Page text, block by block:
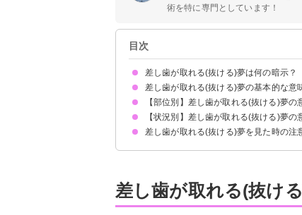
術を特に専門としています！
目次
差し歯が取れる(抜ける)夢は何の暗示？
差し歯が取れる(抜ける)夢の基本的な意
本来の自分に戻る暗示
状況によって意味が決まる
【部位別】差し歯が取れる(抜ける)夢の
前歯の差し歯が取れる夢【予知夢】
奥歯の差し歯が取れる夢【吉夢・願望夢】
犬歯の差し歯が取れる夢【吉夢】
上の歯の差し歯が取れる夢【願望夢】
下の歯の差し歯が取れる夢【願望夢】
親知らずの差し歯が抜ける夢【予知夢】
【状況別】差し歯が取れる(抜ける)夢の
差し歯が取れて入れる夢【吉夢】
差し歯が食事中に取れる夢【凶夢・警告夢】
差し歯が取れて歯医者に行く夢【警告夢】
差し歯を誰かに取られる夢【凶夢】
差し歯が取れる(抜ける)夢を見た時の注
差し歯が取れる(抜け